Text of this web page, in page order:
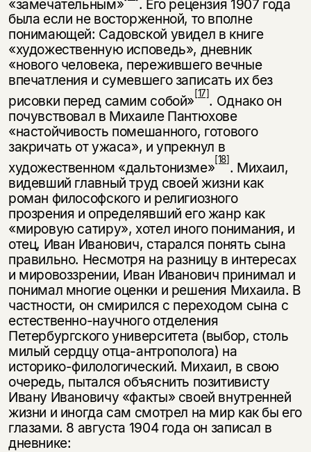
«замечательным»
. Его рецензия 1907 года
была если не восторженной, то вполне
понимающей: Садовской увидел в книге
«художе­ственную исповедь», дневник
«нового человека, пережившего вечные
впечат­ления и сумевшего записать их без
рисовки перед самим собой»[17]. Однако он
почувствовал в Михаиле Пантюхове
«настойчивость помешанного, готового
закричать от ужаса», и упрекнул в
художественном «дальтонизме»[18]. Михаил,
видевший главный труд своей жизни как
роман философского и религиозного
прозрения и определявший его жанр как
«мировую сатиру», хотел иного по­нимания, и
отец, Иван Иванович, старался понять сына
правильно. Несмотря на разницу в интересах
и мировоззрении, Иван Иванович принимал и
пони­мал многие оценки и решения Михаила. В
частности, он смирился с перехо­дом сына с
естественно-научного отделения
Петербургского университета (выбор, столь
милый сердцу отца-антрополога) на
историко-филологический. Михаил, в свою
очередь, пытался объяснить позитивисту
Ивану Ивановичу «факты» своей внутренней
жизни и иногда сам смотрел на мир как бы его
гла­зами. 8 августа 1904 года он записал в
дневнике: